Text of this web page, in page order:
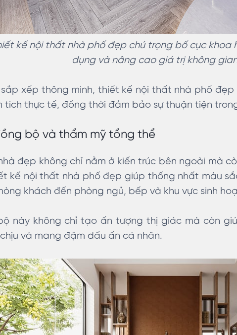
kế nội thất nhà phố đẹp chú trọng bố cục khoa
dụng và nâng cao giá trị không
sắp xếp thông minh, thiết kế nội thất nhà phố
tích thực tế, đồng thời đảm bảo sự thuận tiện
bộ và thẩm mỹ tổng thể
đẹp không chỉ nằm ở kiến trúc bên ngoài mà
kế nội thất nhà phố đẹp giúp thống nhất màu
khách đến phòng ngủ, bếp và khu vực sinh
này không chỉ tạo ấn tượng thị giác mà còn
và mang đậm dấu ấn cá nhân.